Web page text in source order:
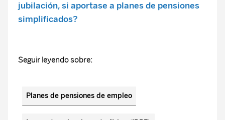
jubilación, si aportase a planes de pensiones
simplificados?
Seguir leyendo sobre:
Planes de pensiones de empleo